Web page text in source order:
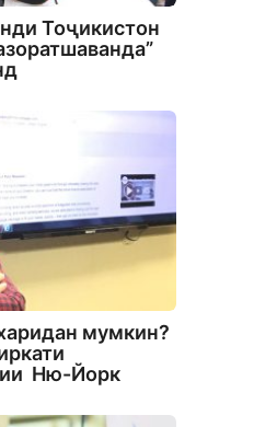
Тоҷикистон
мумкин?
Ню-Йорк